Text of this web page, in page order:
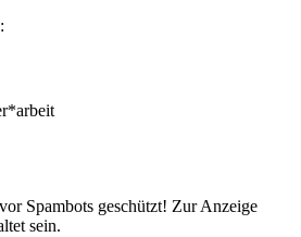
Spambots geschützt! Zur Anzeige
sein.